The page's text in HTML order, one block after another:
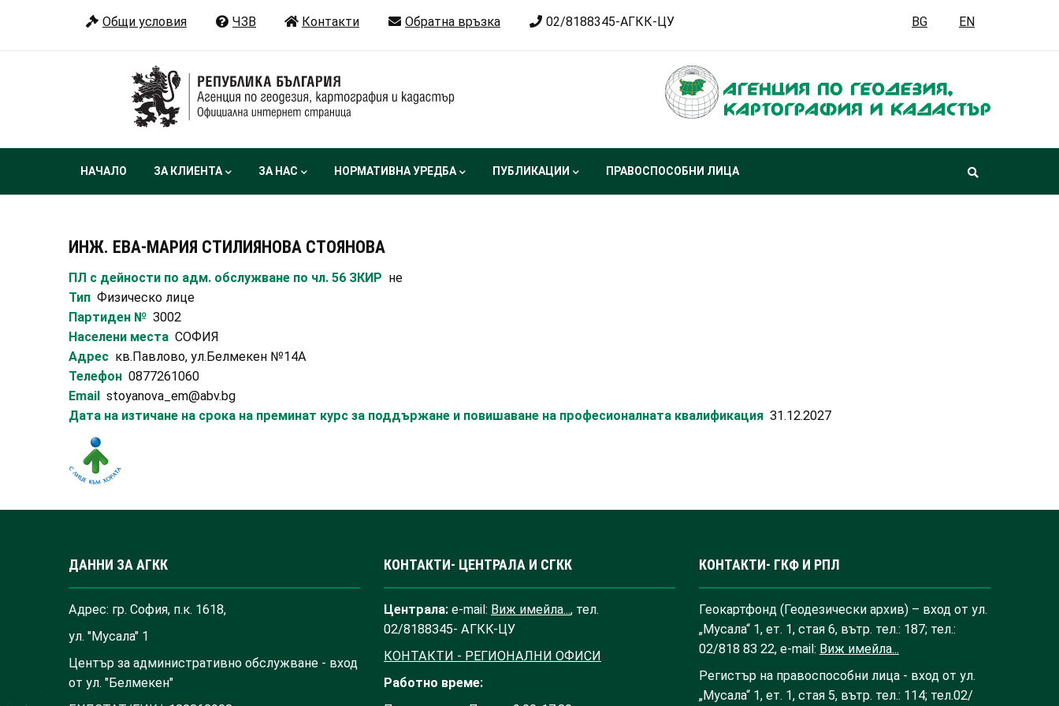
основното
Общи условия ЧЗВ Контакти Обратна връзка 02/8188345-АГКК-ЦУ BG EN
Main
НАЧАЛО ЗА КЛИЕНТА ЗА НАС НОРМАТИВНА УРЕДБА ПУБЛИКАЦИИ ПРАВОСПОСОБНИ ЛИЦА
ИНЖ. ЕВА-МАРИЯ СТИЛИЯНОВА СТОЯНОВА
ПЛ с дейности по адм. обслужване по чл. 56 ЗКИР не
Тип Физическо лице
Партиден № 3002
Населени места СОФИЯ
Адрес кв.Павлово, ул.Белмекен №14А
Телефон 0877261060
Email stoyanova_em@abv.bg
Дата на изтичане на срока на преминат курс за поддържане и повишаване на професионалната квалификация 31.12.2027
ДАННИ ЗА АГКК
Адрес: гр. София, п.к. 1618,
ул. "Мусала" 1
Център за административно обслужване - вход
от ул. "Белмекен"
КОНТАКТИ- ЦЕНТРАЛА И СГКК
Централа: e-mail: Виж имейла..., тел.
02/8188345- АГКК-ЦУ
КОНТАКТИ - РЕГИОНАЛНИ ОФИСИ
Работно време:
КОНТАКТИ- ГКФ И РПЛ
Геокартфонд (Геодезически архив) – вход от ул.
„Мусала“ 1, ет. 1, стая 6, вътр. тел.: 187; тел.:
02/818 83 22, e-mail: Виж имейла...
Регистър на правоспособни лица - вход от ул.
„Мусала“ 1, ет. 1, стая 5, вътр. тел.: 114; тел.02/